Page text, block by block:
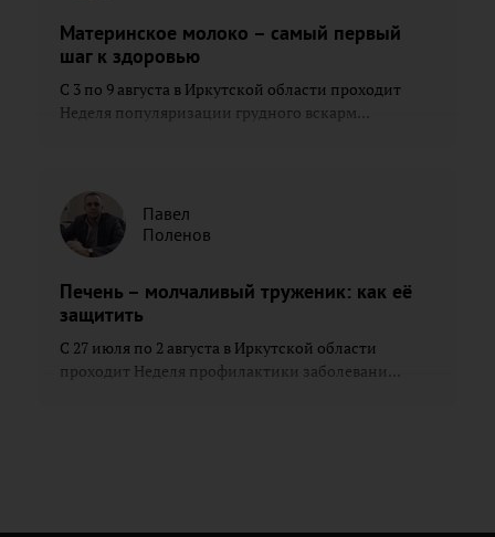
Материнское молоко – самый первый
шаг к здоровью
С 3 по 9 августа в Иркутской области проходит
Неделя популяризации грудного вскарм...
Павел
Поленов
Печень – молчаливый труженик: как её
защитить
С 27 июля по 2 августа в Иркутской области
проходит Неделя профилактики заболевани...